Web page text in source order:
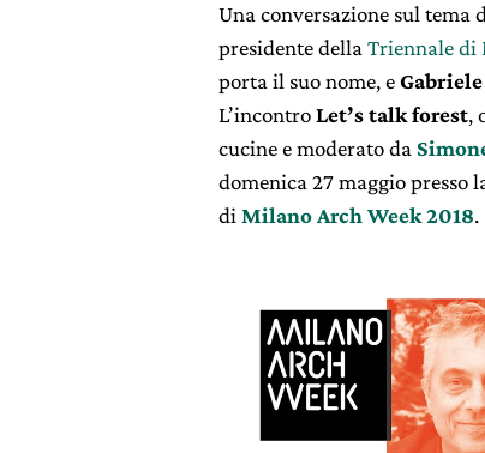
Una conversazione sul tema
presidente della Triennale di
porta il suo nome, e
L’incontroLet’s talk forest,
cucine e moderato da
domenica 27 maggio presso
di Milano Arch Week 2018.